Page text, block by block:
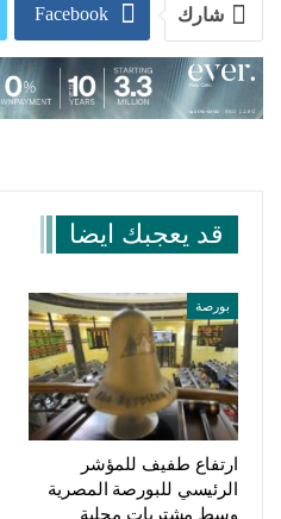
شارك Facebook
قد يعجبك ايضا
بورصة
ارتفاع طفيف للمؤشر
الرئيسي للبورصة المصرية
وسط مشتريات محلية